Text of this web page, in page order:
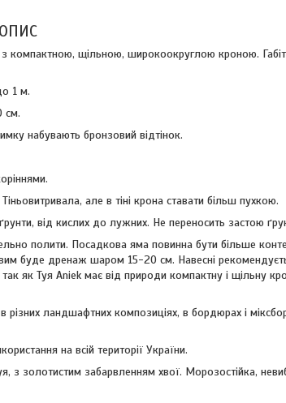
компактною, щільною, широкоокруглою кроною.
1 м.
см.
набувають бронзовий відтінок.
але в тіні крона ставати більш пухкою.
від кислих до лужних. Не переносить застою
полити. Посадкова яма повинна бути більше
буде дренаж шаром 15-20 см. Навесні
як Туя Aniek має від природи компактну і щільну
різних ландшафтних композиціях, в бордюрах і
на всій території України.
з золотистим забарвленням хвої. Морозостійка,